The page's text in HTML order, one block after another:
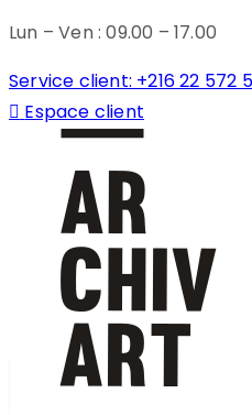
Lun – Ven : 09.00 – 17.00
Service client: +216 22 572
Espace client